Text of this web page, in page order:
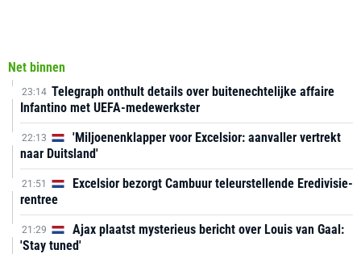
Net binnen
23:14 Telegraph onthult details over buitenechtelijke affaire
Infantino met UEFA-medewerkster
22:13
'Miljoenenklapper voor Excelsior: aanvaller vertrekt
naar Duitsland'
21:51
Excelsior bezorgt Cambuur teleurstellende Eredivisie-
rentree
21:29
Ajax plaatst mysterieus bericht over Louis van Gaal:
'Stay tuned'